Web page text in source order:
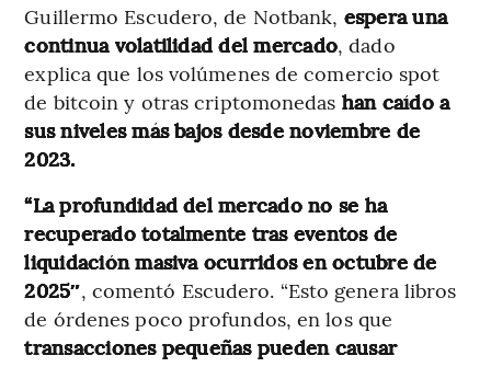
Guillermo Escudero, de Notbank, espera una
continua volatilidad del mercado, dado
explica que los volúmenes de comercio spot
de bitcoin y otras criptomonedas han caído a
sus niveles más bajos desde noviembre de
2023.
“La profundidad del mercado no se ha
recuperado totalmente tras eventos de
liquidación masiva ocurridos en octubre de
2025″, comentó Escudero. “Esto genera libros
de órdenes poco profundos, en los que
transacciones pequeñas pueden causar